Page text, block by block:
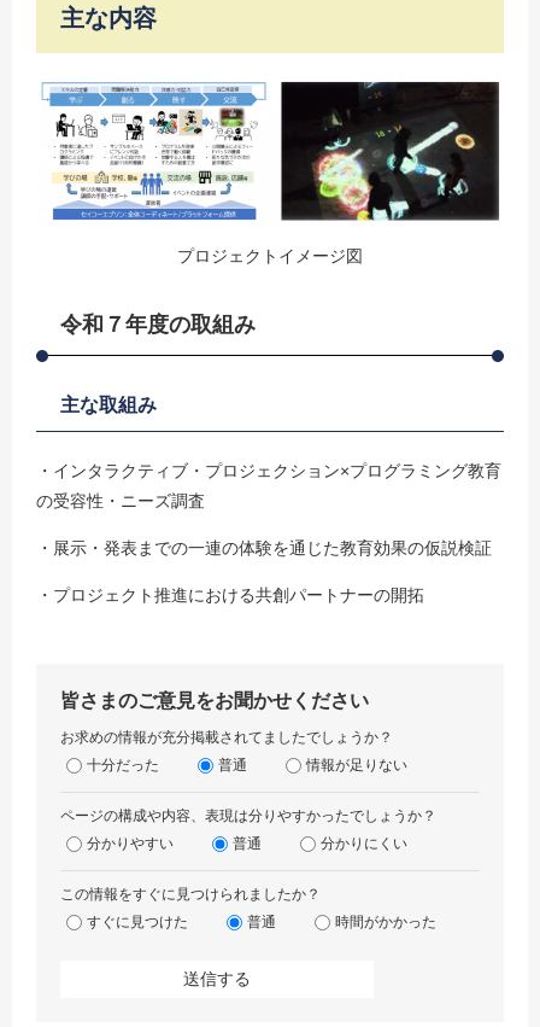
主な内容
プロジェクトイメージ図
令和７年度の取組み
主な取組み
・インタラクティブ・プロジェクション×プログラミング教育
の受容性・ニーズ調査
・展示・発表までの一連の体験を通じた教育効果の仮説検証
・プロジェクト推進における共創パートナーの開拓
皆さまのご意見をお聞かせください
お求めの情報が充分掲載されてましたでしょうか？
十分だった
普通 情報が足りない
ページの構成や内容、表現は分りやすかったでしょうか？
分かりやすい
普通 分かりにくい
この情報をすぐに見つけられましたか？
すぐに見つけた
普通 時間がかかった